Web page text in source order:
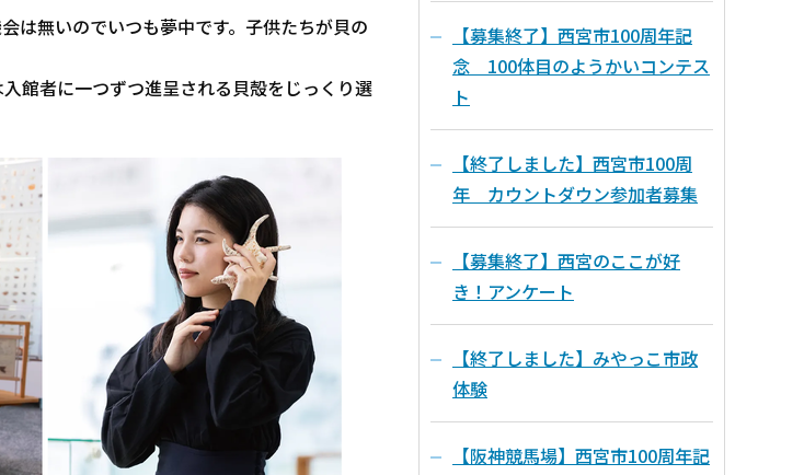
は無いのでいつも夢中です。子供たちが貝の
館者に一つずつ進呈される貝殻をじっくり選
【募集終了】西宮市100周年記
念 100体目のようかいコンテス
ト
【終了しました】西宮市100周
年 カウントダウン参加者募集
【募集終了】西宮のここが好
き！アンケート
【終了しました】みやっこ市政
体験
【阪神競馬場】西宮市100周年記